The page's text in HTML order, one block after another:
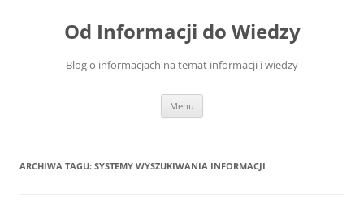
Od Informacji do Wiedzy
Blog o informacjach na temat informacji i wiedzy
Menu
ARCHIWA TAGU: SYSTEMY WYSZUKIWANIA INFORMACJI